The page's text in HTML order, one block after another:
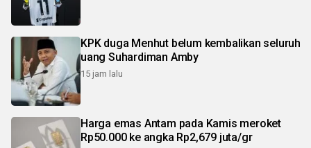
KPK duga Menhut belum kembalikan seluruh
uang Suhardiman Amby
15 jam lalu
Harga emas Antam pada Kamis meroket
Rp50.000 ke angka Rp2,679 juta/gr